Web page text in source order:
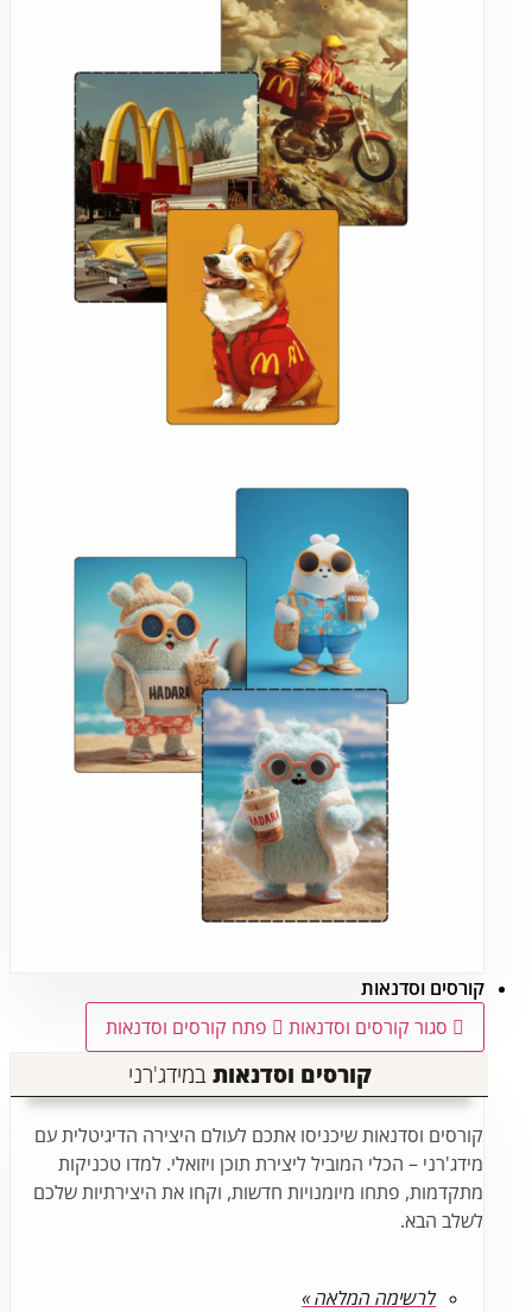
קורסים וסדנאות
סגור קורסים וסדנאות
פתח קורסים וסדנאות
קורסים וסדנאותבמידג'רני
קורסים וסדנאות שיכניסו אתכם לעולם היצירה הדיגיטלית עם
מידג'רני – הכלי המוביל ליצירת תוכן ויזואלי. למדו טכניקות
מתקדמות, פתחו מיומנויות חדשות, וקחו את היצירתיות שלכם
לשלב הבא.
לרשימה המלאה »